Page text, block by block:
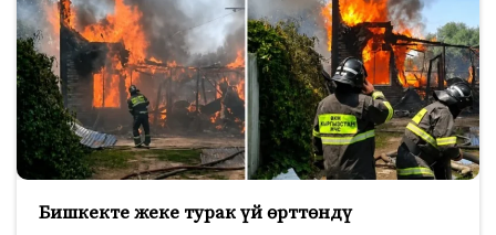
Бишкекте жеке турак үй өрттөндү